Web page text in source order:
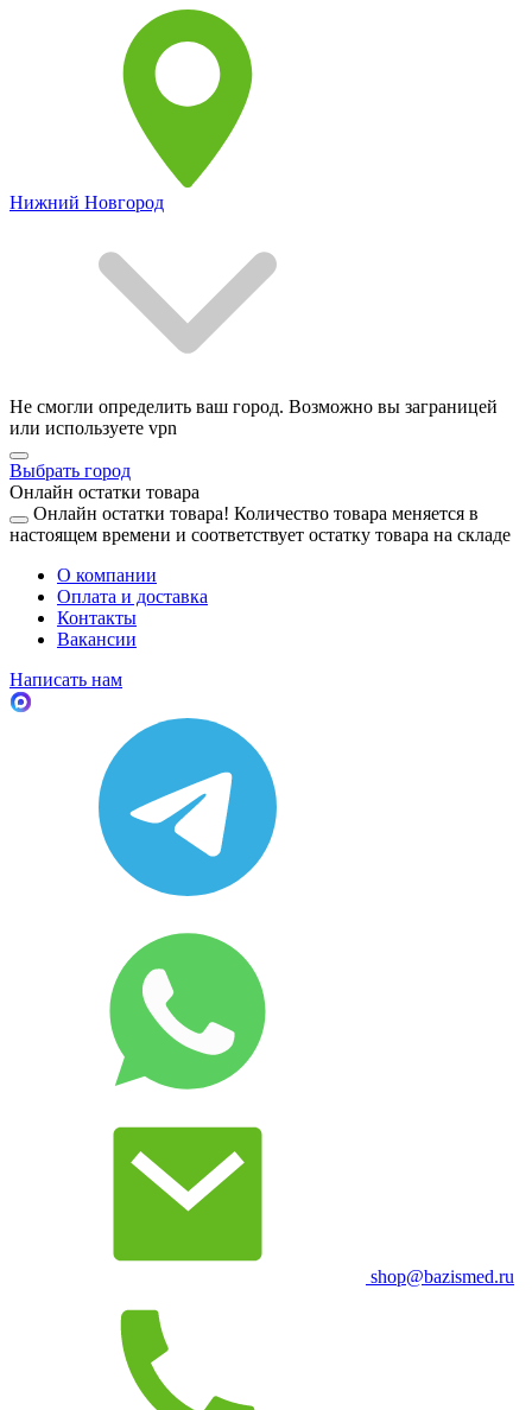
Нижний Новгород
Не смогли определить ваш город. Возможно вы заграницей
или используете vpn
Выбрать город
Онлайн остатки товара
Онлайн остатки товара! Количество товара меняется в
настоящем времени и соответствует остатку товара на складе
О компании
Оплата и доставка
Контакты
Вакансии
Написать нам
shop@bazismed.ru